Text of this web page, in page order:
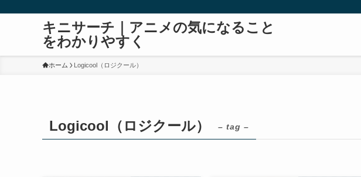
キニサーチ｜アニメの気になること
をわかりやすく
ホーム Logicool（ロジクール）
Logicool（ロジクール） – tag –